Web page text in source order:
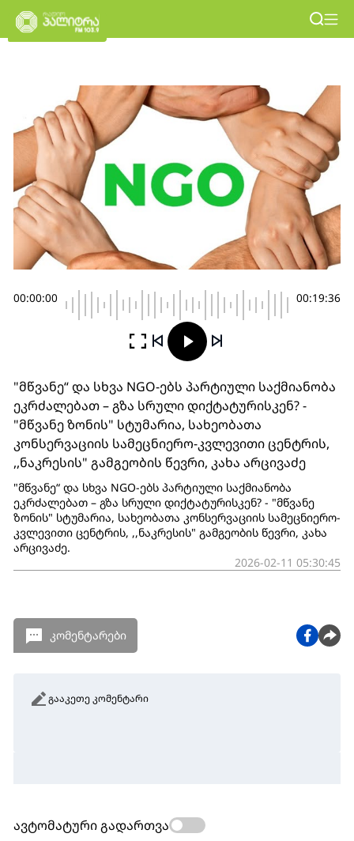
00:00:00 00:19:36
"მწვანე“ და სხვა NGO-ებს პარტიული საქმიანობა
ეკრძალებათ – გზა სრული დიქტატურისკენ? -
"მწვანე ზონის" სტუმარია, სახეობათა
კონსერვაციის სამეცნიერო-კვლევითი ცენტრის,
,,ნაკრესის" გამგეობის წევრი, კახა არცივაძე
"მწვანე“ და სხვა NGO-ებს პარტიული საქმიანობა
ეკრძალებათ – გზა სრული დიქტატურისკენ? - "მწვანე
ზონის" სტუმარია, სახეობათა კონსერვაციის სამეცნიერო-
კვლევითი ცენტრის, ,,ნაკრესის" გამგეობის წევრი, კახა
არცივაძე.
2026-02-11 05:30:45
კომენტარები
გააკეთე კომენტარი
ავტომატური გადართვა